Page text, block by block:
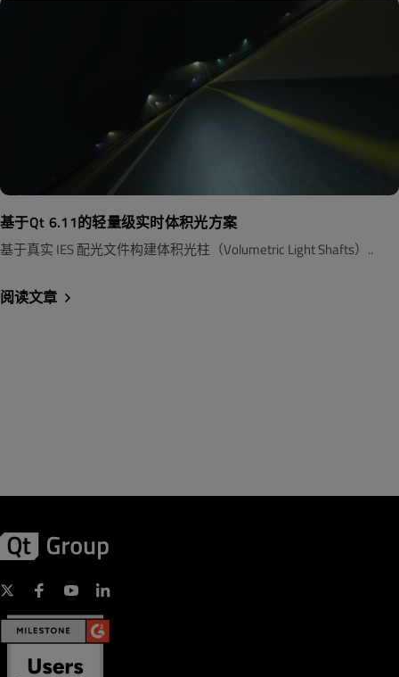
基于Qt 6.11的轻量级实时体积光方案
基于真实 IES 配光文件构建体积光柱（Volumetric Light Shafts）..
阅读文章